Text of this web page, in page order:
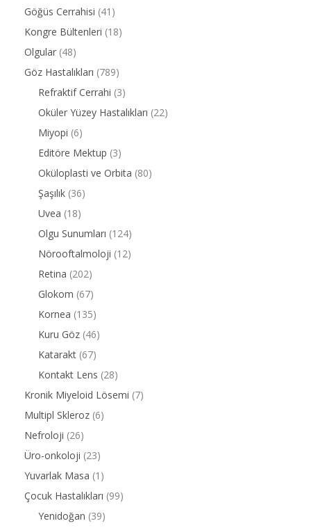
Göğüs Cerrahisi (41)
Kongre Bültenleri (18)
Olgular (48)
Göz Hastalıkları (789)
Refraktif Cerrahi (3)
Oküler Yüzey Hastalıkları (22)
Miyopi (6)
Editöre Mektup (3)
Oküloplasti ve Orbita (80)
Şaşılık (36)
Uvea (18)
Olgu Sunumları (124)
Nörooftalmoloji (12)
Retina (202)
Glokom (67)
Kornea (135)
Kuru Göz (46)
Katarakt (67)
Kontakt Lens (28)
Kronik Miyeloid Lösemi (7)
Multipl Skleroz (6)
Nefroloji (26)
Üro-onkoloji (23)
Yuvarlak Masa (1)
Çocuk Hastalıkları (99)
Yenidoğan (39)